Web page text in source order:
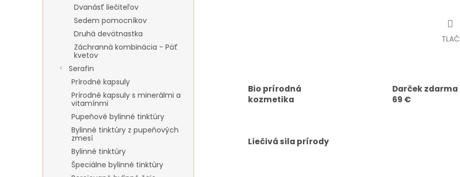
Dvanásť liečiteľov
Sedem pomocníkov
Druhá devätnastka
Záchranná kombinácia - Päť
kvetov
Serafin
Prírodné kapsuly
Prírodné kapsuly s minerálmi a
vitamínmi
Pupeňové bylinné tinktúry
Bylinné tinktúry z pupeňových
zmesí
Bylinné tinktúry
Špeciálne bylinné tinktúry
TLAČ
Bio prírodná
kozmetika
Darček zdarma
69 €
Liečivá sila prírody